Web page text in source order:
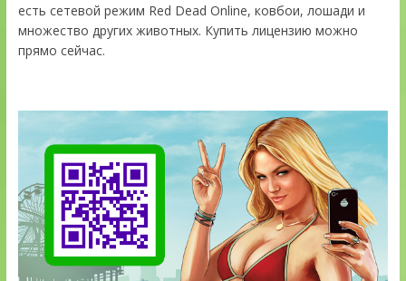
есть сетевой режим Red Dead Online, ковбои, лошади и
множество других животных. Купить лицензию можно
прямо сейчас.